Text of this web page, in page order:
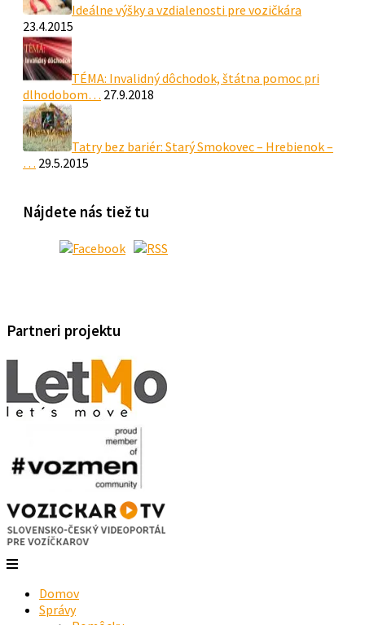
Ideálne výšky a vzdialenosti pre vozičkára
23.4.2015
TÉMA: Invalidný dôchodok, štátna pomoc pri
dlhodobom… 27.9.2018
Tatry bez bariér: Starý Smokovec – Hrebienok –
… 29.5.2015
Nájdete nás tiež tu
Partneri projektu
Domov
Správy